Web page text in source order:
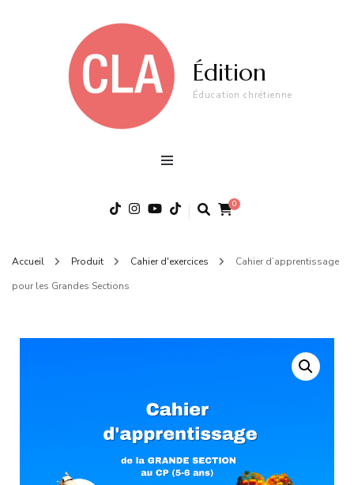
Édition
Éducation chrétienne
0
Accueil Produit Cahier d'exercices
Cahier d’apprentissage
pour les Grandes Sections